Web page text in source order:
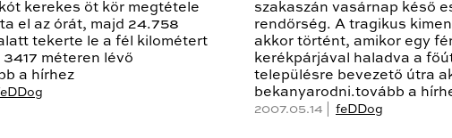
kerekes öt kör megtétele
el az órát, majd 24.758
tekerte le a fél kilométert
méteren lévő
a hírhez
szakaszán vasárnap késő
rendőrség. A tragikus
akkor történt, amikor egy
kerékpárjával haladva a
településre bevezető útra
bekanyarodni.tovább a
2007.05.14 | feDDog